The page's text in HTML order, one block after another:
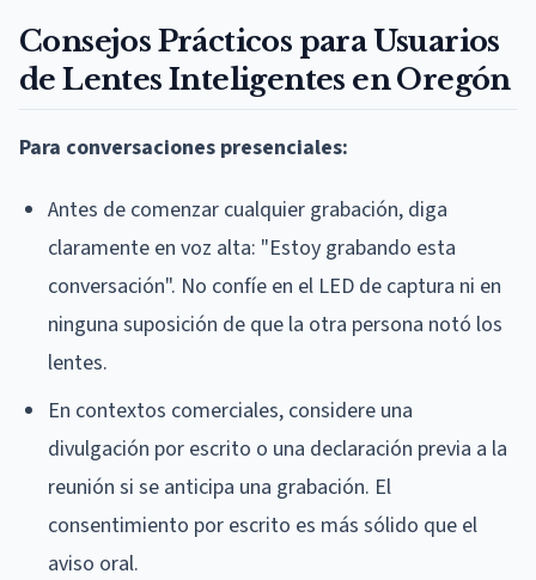
Consejos Prácticos para Usuarios
de Lentes Inteligentes en Oregón
Para conversaciones presenciales:
Antes de comenzar cualquier grabación, diga
claramente en voz alta: "Estoy grabando esta
conversación". No confíe en el LED de captura ni en
ninguna suposición de que la otra persona notó los
lentes.
En contextos comerciales, considere una
divulgación por escrito o una declaración previa a la
reunión si se anticipa una grabación. El
consentimiento por escrito es más sólido que el
aviso oral.